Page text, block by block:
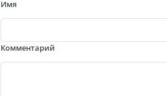
Имя
Комментарий